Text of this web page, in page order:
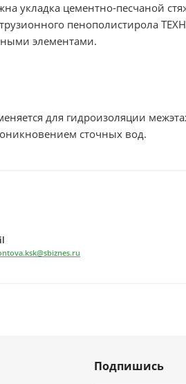
укладка цементно-песчаной
пенополистирола
элементами.
для гидроизоляции
сточных вод.
Подпишись